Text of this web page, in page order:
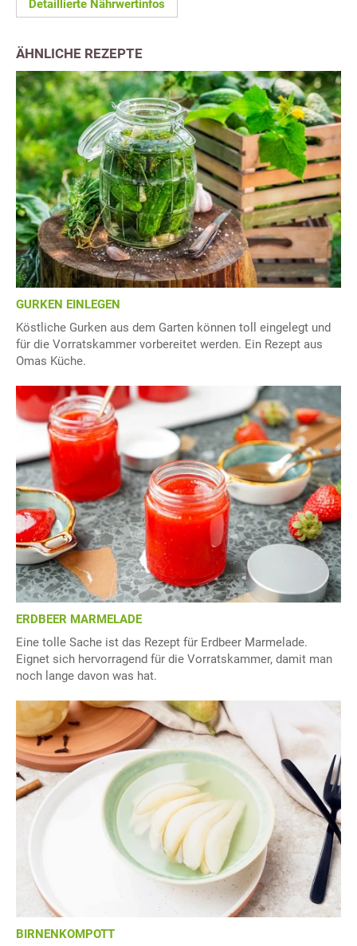
Detaillierte Nährwertinfos
ÄHNLICHE REZEPTE
GURKEN EINLEGEN
Köstliche Gurken aus dem Garten können toll eingelegt und
für die Vorratskammer vorbereitet werden. Ein Rezept aus
Omas Küche.
ERDBEER MARMELADE
Eine tolle Sache ist das Rezept für Erdbeer Marmelade.
Eignet sich hervorragend für die Vorratskammer, damit man
noch lange davon was hat.
BIRNENKOMPOTT